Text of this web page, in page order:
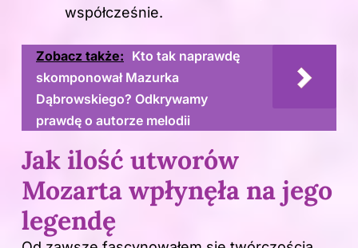
współcześnie.
Zobacz także: Kto tak naprawdę
skomponował Mazurka
Dąbrowskiego? Odkrywamy
prawdę o autorze melodii
Jak ilość utworów
Mozarta wpłynęła na jego
legendę